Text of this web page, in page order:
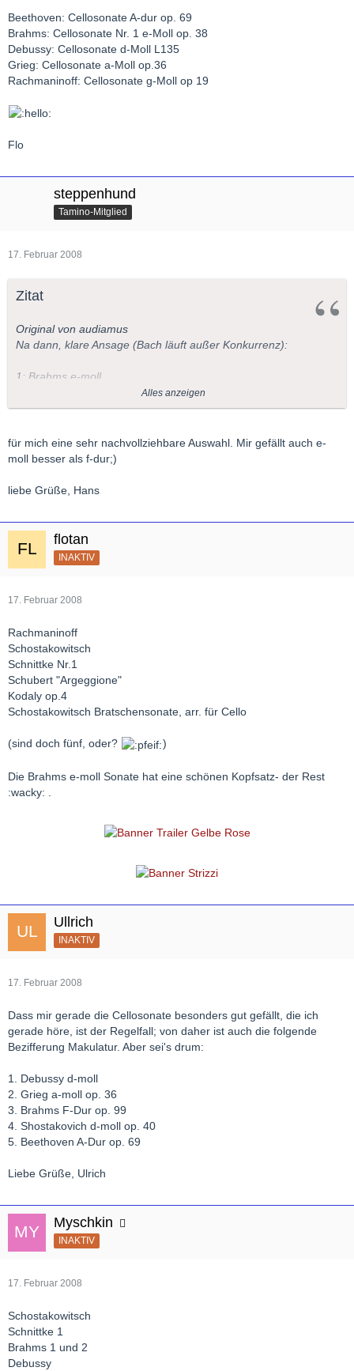
Beethoven: Cellosonate A-dur op. 69
Brahms: Cellosonate Nr. 1 e-Moll op. 38
Debussy: Cellosonate d-Moll L135
Grieg: Cellosonate a-Moll op.36
Rachmaninoff: Cellosonate g-Moll op 19
Flo
steppenhund
Tamino-Mitglied
17. Februar 2008
Zitat
Original von audiamus
Na dann, klare Ansage (Bach läuft außer Konkurrenz):
1: Brahms e-moll
3: Beethoven g-moll
5: Grieg a-moll
audiamus
Alles anzeigen
für mich eine sehr nachvollziehbare Auswahl. Mir gefällt auch e-
moll besser als f-dur;)
liebe Grüße, Hans
flotan
INAKTIV
17. Februar 2008
Rachmaninoff
Schostakowitsch
Schnittke Nr.1
Schubert "Argeggione"
Kodaly op.4
Schostakowitsch Bratschensonate, arr. für Cello
(sind doch fünf, oder? )
Die Brahms e-moll Sonate hat eine schönen Kopfsatz- der Rest
:wacky: .
Ullrich
INAKTIV
17. Februar 2008
Dass mir gerade die Cellosonate besonders gut gefällt, die ich
gerade höre, ist der Regelfall; von daher ist auch die folgende
Bezifferung Makulatur. Aber sei's drum:
1. Debussy d-moll
2. Grieg a-moll op. 36
3. Brahms F-Dur op. 99
4. Shostakovich d-moll op. 40
5. Beethoven A-Dur op. 69
Liebe Grüße, Ulrich
Myschkin
INAKTIV
17. Februar 2008
Schostakowitsch
Schnittke 1
Brahms 1 und 2
Debussy